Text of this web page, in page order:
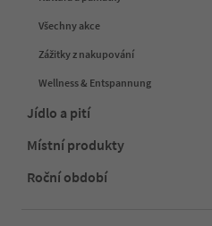
Všechny akce
Zážitky z nakupování
Wellness & Entspannung
Jídlo a pití
Místní produkty
Roční období